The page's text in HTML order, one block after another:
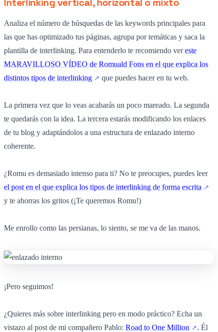
Analiza el número de búsquedas de las keywords principales para
las que has optimizado tus páginas, agrupa por temáticas y saca la
plantilla de interlinking. Para entenderlo te recomiendo ver este
MARAVILLOSO VÍDEO de Romuald Fons en el que explica los
distintos tipos de interlinking
que puedes hacer en tu web.
La primera vez que lo veas acabarás un poco mareado. La segunda
te quedarás con la idea. La tercera estarás modificando los enlaces
de tu blog y adaptándolos a una estructura de enlazado interno
coherente.
¿Romu es demasiado intenso para ti? No te preocupes, puedes leer
el post en el que explica los tipos de interlinking de forma escrita
y te ahorras los gritos (¡Te queremos Romu!)
Me enrollo como las persianas, lo siento, se me va de las manos.
¡Pero seguimos!
¿Quieres más sobre interlinking pero en modo práctico? Echa un
vistazo al post de mi compañero Pablo: Road to One Million . Él